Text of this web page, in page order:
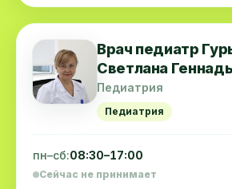
Врач педиатр
Светлана
Педиатрия
Педиатрия
пн–сб:08:30–17:00
Сейчас не принимает